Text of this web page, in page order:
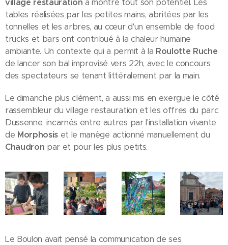
village restaurationa montré tout son potentiel. Les
tables réalisées par les petites mains, abritées par les
tonnelles et les arbres, au cœur d'un ensemble de food
trucks et bars ont contribué à la chaleur humaine
ambiante. Un contexte qui a permit à la Roulotte Ruche
de lancer son bal improvisé vers 22h, avec le concours
des spectateurs se tenant littéralement par la main.
Le dimanche plus clément, a aussi mis en exergue le côté
rassembleur du village restauration et les offres du parc
Dussenne, incarnés entre autres par l'installation vivante
de Morphosis et le manège actionné manuellement du
Chaudron par et pour les plus petits.
Le Boulon avait pensé la communication de ses